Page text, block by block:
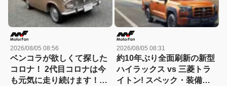
2026/08/05 08:56
ベンコラが欲しくて探した
コロナ！ 2代目コロナは今
も元気に走り続けます！
2026/08/05 08:31
約10年ぶり全面刷新の新型
ハイラックス vs 三菱トラ
イトン! スペック・装備・